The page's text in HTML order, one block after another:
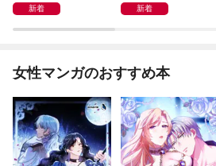
新着 新着
女性マンガのおすすめ本